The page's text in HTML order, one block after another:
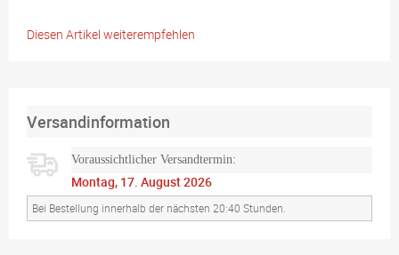
Diesen Artikel weiterempfehlen
Versandinformation
Voraussichtlicher Versandtermin:
Montag, 17. August 2026
Bei Bestellung innerhalb der nächsten 20:40 Stunden.